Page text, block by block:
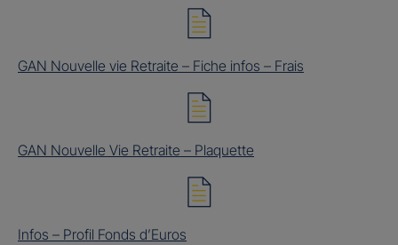
GAN Nouvelle vie Retraite – Fiche infos – Frais
GAN Nouvelle Vie Retraite – Plaquette
Infos – Profil Fonds d’Euros